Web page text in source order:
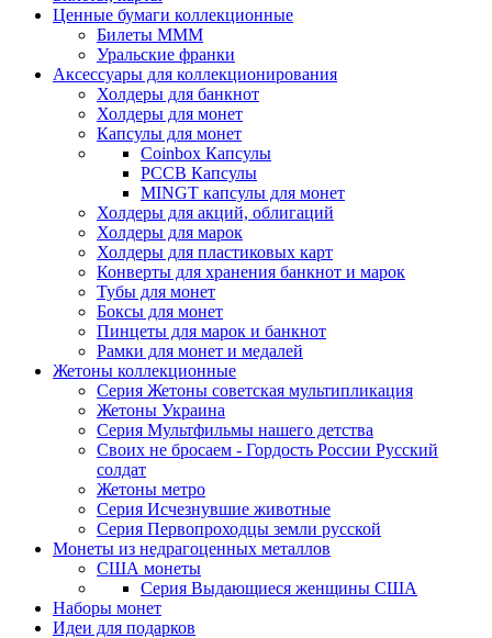
Ценные бумаги коллекционные
Билеты МММ
Уральские франки
Аксессуары для коллекционирования
Холдеры для банкнот
Холдеры для монет
Капсулы для монет
Coinbox Капсулы
РССВ Капсулы
MINGT капсулы для монет
Холдеры для акций, облигаций
Холдеры для марок
Холдеры для пластиковых карт
Конверты для хранения банкнот и марок
Тубы для монет
Боксы для монет
Пинцеты для марок и банкнот
Рамки для монет и медалей
Жетоны коллекционные
Серия Жетоны советская мультипликация
Жетоны Украина
Серия Мультфильмы нашего детства
Своих не бросаем - Гордость России Русский
солдат
Жетоны метро
Серия Исчезнувшие животные
Серия Первопроходцы земли русской
Монеты из недрагоценных металлов
США монеты
Серия Выдающиеся женщины США
Наборы монет
Идеи для подарков